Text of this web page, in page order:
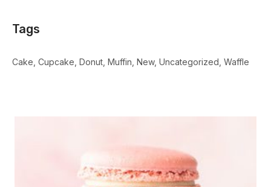
Tags
Cake Cupcake Donut Muffin New Uncategorized Waffle